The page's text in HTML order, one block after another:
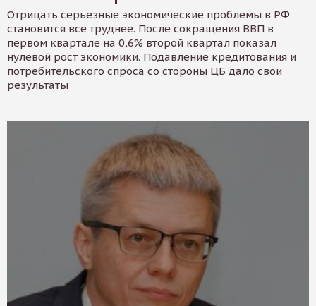
Отрицать серьезные экономические проблемы в РФ
становится все труднее. После сокращения ВВП в
первом квартале на 0,6% второй квартал показал
нулевой рост экономики. Подавление кредитования и
потребительского спроса со стороны ЦБ дало свои
результаты